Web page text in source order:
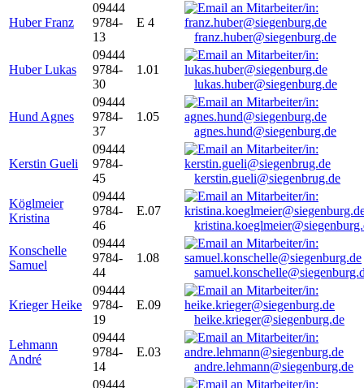
Huber Franz
09444
9784-
13
E 4
franz.huber@siegenburg.de
Huber Lukas
09444
9784-
30
1.01
lukas.huber@siegenburg.de
Hund Agnes
09444
9784-
37
1.05
agnes.hund@siegenburg.de
Kerstin Gueli
09444
9784-
45
kerstin.gueli@siegenbrug.de
Köglmeier
Kristina
09444
9784-
46
E.07
Konschelle
Samuel
09444
9784-
44
1.08
Krieger Heike
09444
9784-
19
E.09
heike.krieger@siegenburg.de
Lehmann
André
09444
9784-
14
E.03
andre.lehmann@siegenburg.de
09444